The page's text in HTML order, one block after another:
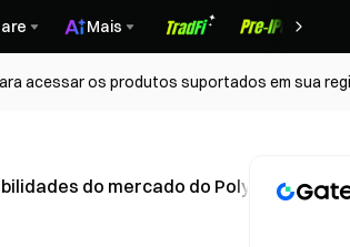
Mais
acessar os produtos suportados em sua
do mercado do Polymarket e